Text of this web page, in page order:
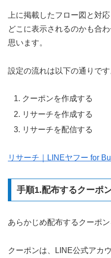
上に掲載したフロー図と対
どこに表示されるのかも合
思います。
設定の流れは以下の通りです
クーポンを作成する
リサーチを作成する
リサーチを配信する
リサーチ｜LINEヤフー for
手順1.配布するクーポ
あらかじめ配布するクーポン
クーポンは、LINE公式アカ